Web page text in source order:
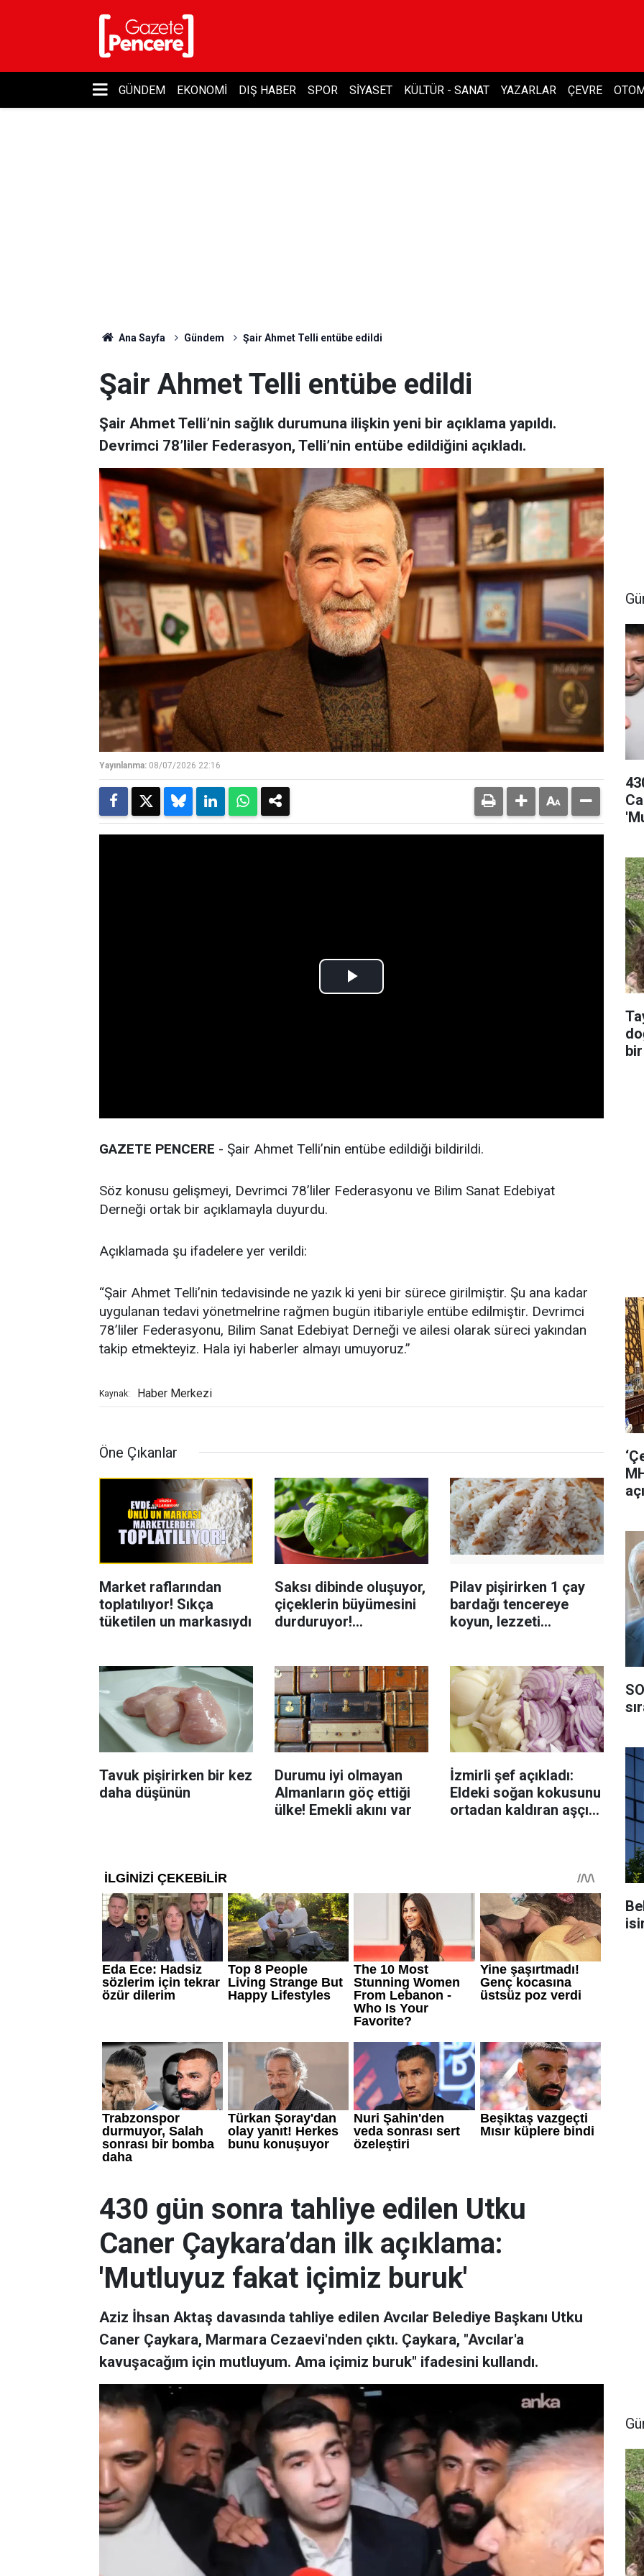
GÜNDEM EKONOMI DIŞ HABER SPOR SIYASET KÜLTÜR - SANAT YAZARLAR ÇEVRE
Ana Sayfa Gündem Şair Ahmet Telli entübe edildi
Şair Ahmet Telli entübe edildi
Şair Ahmet Telli’nin sağlık durumuna ilişkin yeni bir açıklama yapıldı.
Devrimci 78’liler Federasyon, Telli’nin entübe edildiğini açıkladı.
Yayınlanma: 08/07/2026 22:16
GAZETE PENCERE - Şair Ahmet Telli’nin entübe edildiği bildirildi.
Söz konusu gelişmeyi, Devrimci 78’liler Federasyonu ve Bilim Sanat Edebiyat
Derneği ortak bir açıklamayla duyurdu.
Açıklamada şu ifadelere yer verildi:
“Şair Ahmet Telli’nin tedavisinde ne yazık ki yeni bir sürece girilmiştir. Şu ana kadar
uygulanan tedavi yönetmelrine rağmen bugün itibariyle entübe edilmiştir. Devrimci
78’liler Federasyonu, Bilim Sanat Edebiyat Derneği ve ailesi olarak süreci yakından
takip etmekteyiz. Hala iyi haberler almayı umuyoruz.”
Kaynak: Haber Merkezi
Öne Çıkanlar
Market raflarından
toplatılıyor! Sıkça
tüketilen un markasıydı
Saksı dibinde oluşuyor,
çiçeklerin büyümesini
durduruyor!
Pilav pişirirken 1 çay
bardağı tencereye
koyun, lezzeti
Tavuk pişirirken bir kez
daha düşünün
Durumu iyi olmayan
Almanların göç ettiği
ülke! Emekli akını var
İzmirli şef açıkladı:
Eldeki soğan kokusunu
ortadan kaldıran aşçı
430 gün sonra tahliye edilen Utku
Caner Çaykara’dan ilk açıklama:
'Mutluyuz fakat içimiz buruk'
Aziz İhsan Aktaş davasında tahliye edilen Avcılar Belediye Başkanı Utku
Caner Çaykara, Marmara Cezaevi'nden çıktı. Çaykara, "Avcılar'a
kavuşacağım için mutluyum. Ama içimiz buruk" ifadesini kullandı.